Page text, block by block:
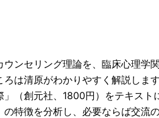
ンセリング理論を、臨床心理学
は清原がわかりやすく解説しま
」（創元社、1800円）をテキス
の特徴を分析し、必要ならば交